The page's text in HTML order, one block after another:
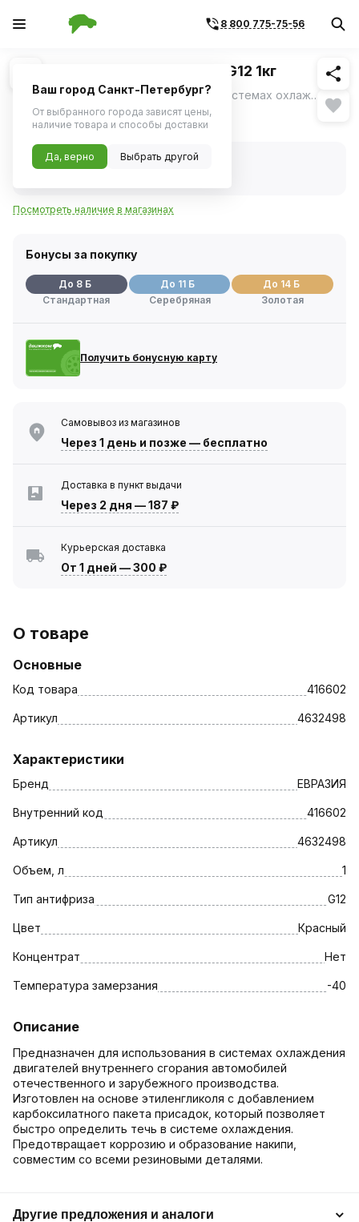
8 800 775-75-56
1/1 Похожие
Антифриз ЕВРАЗИЯ красный G12 1кг
Предназначен для использования в системах охлаждения двигателей внутреннего сгорания автомобилей отечественного и зарубежного производства.
146 ₽
В наличии
Код товара:416602
Посмотреть наличие в магазинах
Бонусы за покупку
До 8 Б
Стандартная
До 11 Б
Серебряная
До 14 Б
Золотая
Получить бонусную карту
Самовывоз из магазинов
Через 1 день и позже — бесплатно
Доставка в пункт выдачи
Через 2 дня —187 ₽
Курьерская доставка
От 1 дней —300 ₽
О товаре
Основные
Код товара 416602
Артикул 4632498
Характеристики
Бренд ЕВРАЗИЯ
Внутренний код 416602
Артикул 4632498
Объем, л 1
Тип антифриза G12
Цвет Красный
Концентрат Нет
Температура замерзания -40
Описание
Предназначен для использования в системах охлаждения
двигателей внутреннего сгорания автомобилей
отечественного и зарубежного производства.
Изготовлен на основе этиленгликоля с добавлением
карбоксилатного пакета присадок, который позволяет
быстро определить течь в системе охлаждения.
Предотвращает коррозию и образование накипи,
совместим со всеми резиновыми деталями.
Другие предложения и аналоги
Ваш город Санкт-Петербург?
От выбранного города зависят цены,
наличие товара и способы доставки
Да, верно Выбрать другой